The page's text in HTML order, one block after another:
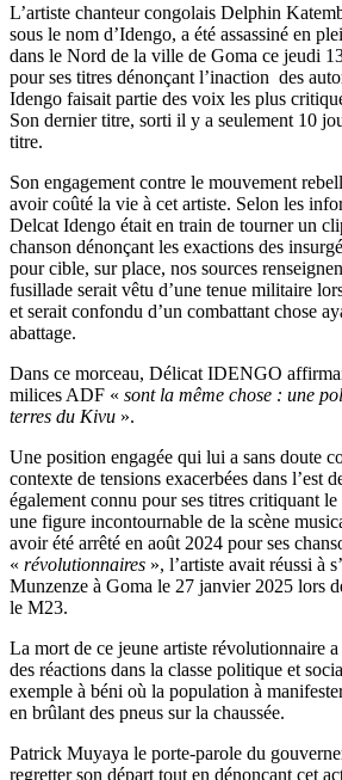
L’artiste chanteur congolais Delphin
sous le nom d’Idengo, a été assassiné en
dans le Nord de la ville de Goma ce jeudi
pour ses titres dénonçant l’inaction des
Idengo faisait partie des voix les plus
Son dernier titre, sorti il y a seulement 10
titre.
Son engagement contre le mouvement
avoir coûté la vie à cet artiste. Selon les
Delcat Idengo était en train de tourner un
chanson dénonçant les exactions des
pour cible, sur place, nos sources
fusillade serait vêtu d’une tenue militaire
et serait confondu d’un combattant chose
abattage.
Dans ce morceau, Délicat IDENGO
milices ADF « sont la même chose : une
terres du Kivu ».
Une position engagée qui lui a sans doute
contexte de tensions exacerbées dans l’est
également connu pour ses titres critiquant
une figure incontournable de la scène
avoir été arrêté en août 2024 pour ses
« révolutionnaires », l’artiste avait réussi à
Munzenze à Goma le 27 janvier 2025 lors
le M23.
La mort de ce jeune artiste révolutionnaire a
des réactions dans la classe politique et
exemple à béni où la population à
en brûlant des pneus sur la chaussée.
Patrick Muyaya le porte-parole du
regretter son départ tout en dénonçant cet